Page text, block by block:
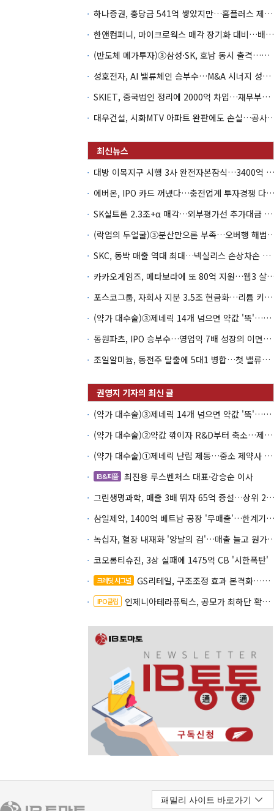
하나증권, 충당금 541억 쌓았지만…홈플러스 제재는 추가 비용 불씨
한앤컴퍼니, 마이크로웍스 매각 장기화 대비…배당 회수판 깔았다
(반도체 메가투자)③삼성·SK, 호남 동시 출격…인력·협력사 쟁탈전
성호전자, AI 밸류체인 승부수…M&A 시너지 성과 '시험대'
SKIET, 중국법인 정리에 2000억 차입…재무부담 더 커졌다
대우건설, 시화MTV 아파트 완
대방 이목지구 시행 3사 완전자본잠식…3400억 PF는 그룹 신용으로
에버온, IPO 카드 꺼냈다…충전업계 투자경쟁 다시 불붙나
SK실트론 2.3조+α 매각…외부평가선 추가대금 가치 '0원'
(락업의 두얼굴)③분산만으론 부족
SKC, 동박 매출 역대 최대…넥실리스 손상차손 악순환 끊나
카카오게임즈, 메타보라에 또 80억
포스코그룹, 자회사 지분 3.5조 현금화…리튬 키우고 오버행 부담
(약가 대수술)③제네릭 14개 넘으면 약값 '뚝'…등재전략 혼선
동원파츠, IPO 승부수…영업익 7배 성장의 이면은 고객 편중
조일알미늄, 동전주 탈출에 5대1 병합…첫 밸류업 성패는 본업
(약가 대수술)③제네릭 14개 넘으면 약값 '뚝'…등재전략 혼선
(약가 대수술)②약값 깎이자 R&D부터 축소…제약업계 비상경영 돌입
(약가 대수술)①제네릭 난립 제동…중소 제약사 수익성 비상
IB&피플
최진용 루스벤처스 대표·강승순 이사
그린생명과학, 매출 3배 뛰자 65억 증설…상위 2곳 의존도 82%
삼일제약, 1400억 베트남 공장 '무매출'…한계기업 편입 위기
녹십자, 혈장 내재화 '양날의
코오롱티슈진, 3상 실패에 1475억 CB '시한폭탄'
크레딧 시그널 GS리테일, 구조조정 효과 본격화…재무체력 '강화'
IPO클립 인제니아테라퓨틱스, 공모가 최하단 확정…600억 조달